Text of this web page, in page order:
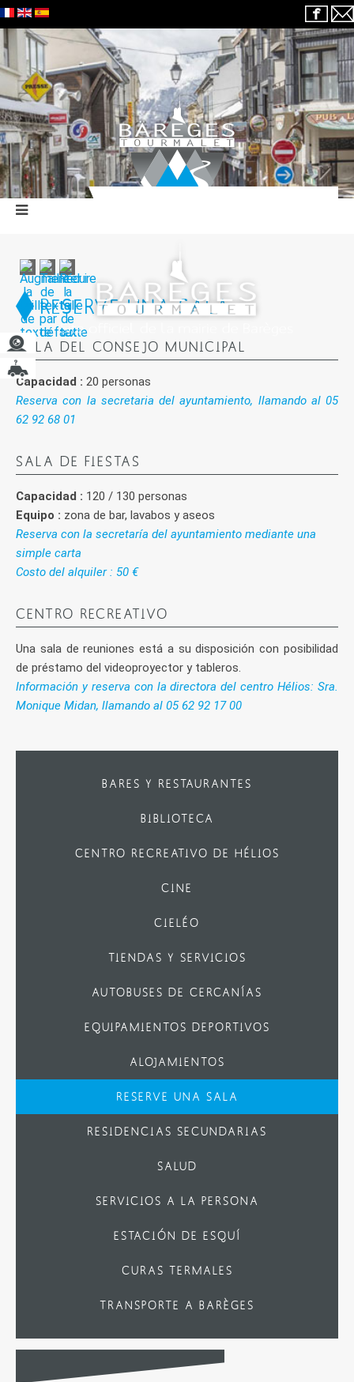
RESERVE UNA SALA
SALA DEL CONSEJO MUNICIPAL
Capacidad : 20 personas
Reserva con la secretaria del ayuntamiento, llamando al 05
62 92 68 01
SALA DE FIESTAS
Capacidad : 120 / 130 personas
Equipo : zona de bar, lavabos y aseos
Reserva con la secretaría del ayuntamiento mediante una
simple carta
Costo del alquiler : 50 €
CENTRO RECREATIVO
Una sala de reuniones está a su disposición con posibilidad
de préstamo del videoproyector y tableros.
Información y reserva con la directora del centro Hélios: Sra.
Monique Midan, llamando al 05 62 92 17 00
BARES Y RESTAURANTES
BIBLIOTECA
CENTRO RECREATIVO DE HÉLIOS
CINE
CIELÉO
TIENDAS Y SERVICIOS
AUTOBUSES DE CERCANÍAS
EQUIPAMIENTOS DEPORTIVOS
ALOJAMIENTOS
RESERVE UNA SALA
RESIDENCIAS SECUNDARIAS
SALUD
SERVICIOS A LA PERSONA
ESTACIÓN DE ESQUÍ
CURAS TERMALES
TRANSPORTE A BARÈGES